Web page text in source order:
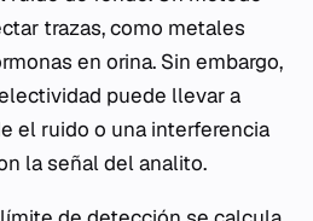
trazas, como metales
en orina. Sin embargo,
puede llevar a
el ruido o una interferencia
la señal del analito.